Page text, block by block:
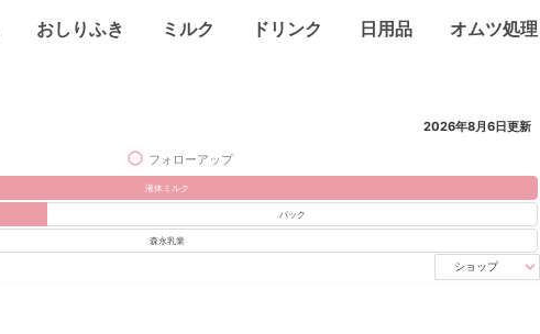
おしりふき ミルク ドリンク 日用品 オムツ処理
2026年8月6日更新
フォローアップ
液体ミルク
パック
森永乳業
ショップ